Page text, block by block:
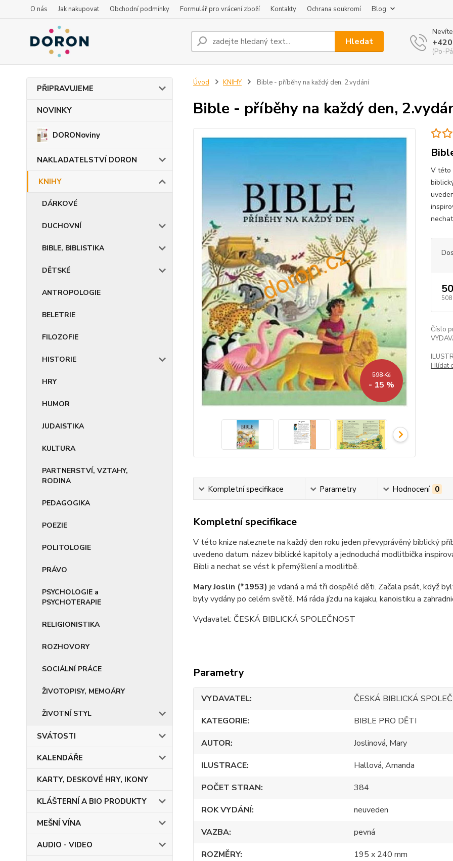
O nás Jak nakupovat Obchodní podmínky Formulář pro vrácení zboží Kontakty Ochrana soukromí Blog
Hledat
(Po-
PŘIPRAVUJEME
NOVINKY
DORONoviny
NAKLADATELSTVÍ DORON
KNIHY
DÁRKOVÉ
DUCHOVNÍ
BIBLE, BIBLISTIKA
DĚTSKÉ
ANTROPOLOGIE
BELETRIE
FILOZOFIE
HISTORIE
HRY
HUMOR
JUDAISTIKA
KULTURA
PARTNERSTVÍ, VZTAHY,
RODINA
PEDAGOGIKA
POEZIE
POLITOLOGIE
PRÁVO
PSYCHOLOGIE a
PSYCHOTERAPIE
RELIGIONISTIKA
ROZHOVORY
SOCIÁLNÍ PRÁCE
ŽIVOTOPISY, MEMOÁRY
ŽIVOTNÍ STYL
SVÁTOSTI
KALENDÁŘE
KARTY, DESKOVÉ HRY, IKONY
KLÁŠTERNÍ A BIO PRODUKTY
MEŠNÍ VÍNA
AUDIO - VIDEO
Úvod KNIHY Bible - příběhy na každý den, 2.vydání
Bible - příběhy na každý den,
598 Kč
- 15 %
V této
508
Číslo
Hlídat
Kompletní specifikace Parametry Hodnocení 0
Kompletní specifikace
V této knize naleznete na každý den roku jeden převyprávěný biblický
uvedeno datum, název biblické kapitoly a jednoduchá modlitbička
Bibli a nechat se vést k přemýšlení a modlitbě.
Mary Joslin (*1953) je vdaná a má tři dospělé děti. Začala psát, když
byly vydány po celém světě. Má ráda jízdu na kajaku, kanoistiku a
Vydavatel: ČESKÁ BIBLICKÁ SPOLEČNOST
Parametry
VYDAVATEL
ČESKÁ BIBLICKÁ
KATEGORIE
BIBLE PRO DĚTI
AUTOR
Joslinová, Mary
ILUSTRACE
Hallová, Amanda
POČET STRAN
384
ROK VYDÁNÍ
neuveden
VAZBA
pevná
ROZMĚRY
195 x 240 mm